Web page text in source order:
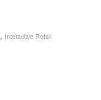
, Interactive Retail